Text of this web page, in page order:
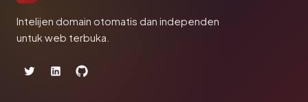
Intelijen domain otomatis dan independen
untuk web terbuka.